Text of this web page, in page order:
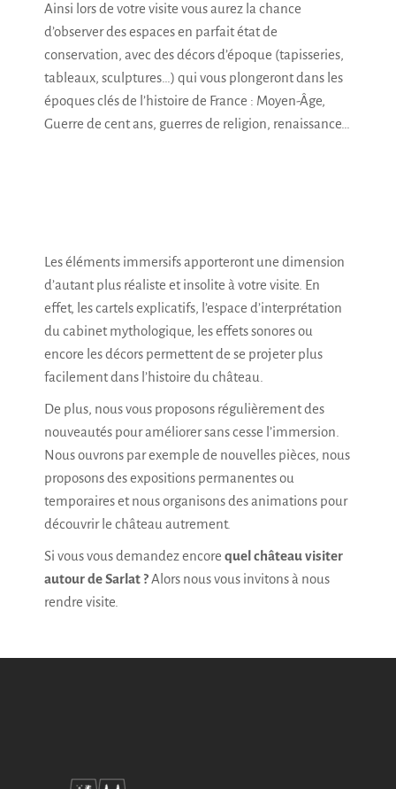
Ainsi lors de votre visite vous aurez la chance
d’observer des espaces en parfait état de
conservation, avec des décors d’époque (tapisseries,
tableaux, sculptures…) qui vous plongeront dans les
époques clés de l’histoire de France : Moyen-Âge,
Guerre de cent ans, guerres de religion, renaissance…
Les éléments immersifs apporteront une dimension
d’autant plus réaliste et insolite à votre visite. En
effet, les cartels explicatifs, l’espace d’interprétation
du cabinet mythologique, les effets sonores ou
encore les décors permettent de se projeter plus
facilement dans l’histoire du château.
De plus, nous vous proposons régulièrement des
nouveautés pour améliorer sans cesse l’immersion.
Nous ouvrons par exemple de nouvelles pièces, nous
proposons des expositions permanentes ou
temporaires et nous organisons des animations pour
découvrir le château autrement.
Si vous vous demandez encore quel château visiter
autour de Sarlat ?Alors nous vous invitons à nous
rendre visite.